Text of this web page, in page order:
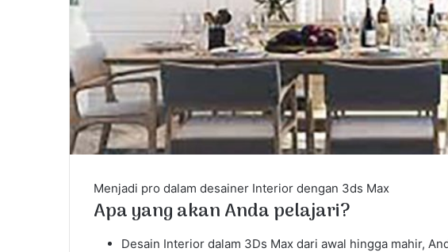
Menjadi pro dalam desainer Interior dengan 3ds Max
Apa yang akan Anda pelajari?
Desain Interior dalam 3Ds Max dari awal hingga mahir,